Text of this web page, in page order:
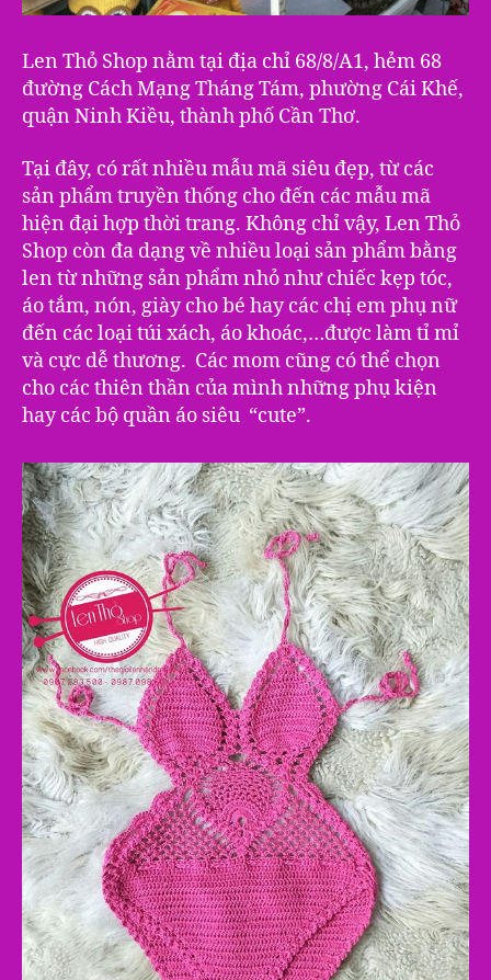
Len Thỏ Shop nằm tại địa chỉ 68/8/A1, hẻm 68
đường Cách Mạng Tháng Tám, phường Cái Khế,
quận Ninh Kiều, thành phố Cần Thơ.
Tại đây, có rất nhiều mẫu mã siêu đẹp, từ các
sản phẩm truyền thống cho đến các mẫu mã
hiện đại hợp thời trang. Không chỉ vậy, Len Thỏ
Shop còn đa dạng về nhiều loại sản phẩm bằng
len từ những sản phẩm nhỏ như chiếc kẹp tóc,
áo tắm, nón, giày cho bé hay các chị em phụ nữ
đến các loại túi xách, áo khoác,…được làm tỉ mỉ
và cực dễ thương. Các mom cũng có thể chọn
cho các thiên thần của mình những phụ kiện
hay các bộ quần áo siêu “cute”.